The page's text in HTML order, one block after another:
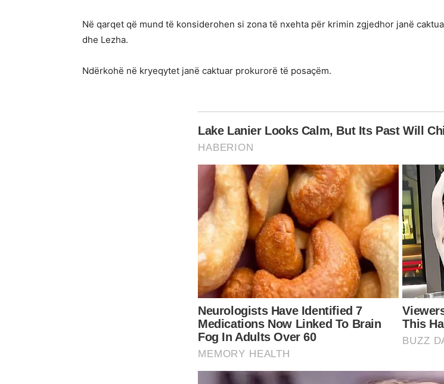
Në qarqet që mund të konsiderohen si zona të nxehta për krimin zgjedhor janë
dhe Lezha.
Ndërkohë në kryeqytet janë caktuar prokurorë të posaçëm.